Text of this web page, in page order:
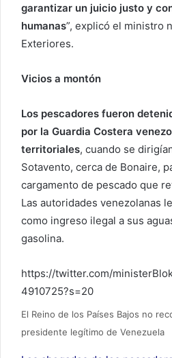
garantizar un juicio justo y
humanas”, explicó el ministro
Exteriores.
Vicios a montón
Los pescadores fueron
por la Guardia Costera
territoriales, cuando se
Sotavento, cerca de Bonaire,
cargamento de pescado que
Las autoridades venezolanas
como ingreso ilegal a sus
gasolina.
https://twitter.com/
4910725?s=20
El Reino de los Países Bajos no
presidente legítimo de Venezuela